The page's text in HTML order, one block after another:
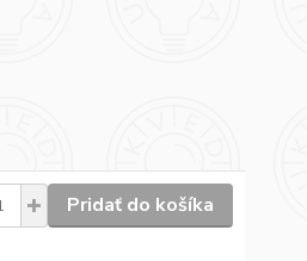
Pridať do košíka